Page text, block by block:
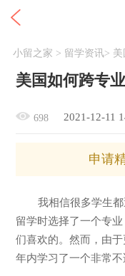
小留之家 > 留学资讯>
美国如何跨专
698 2021-12-11
申请
我相信很多学生
留学时选择了一个专
们喜欢的。然而，由
年内学习了一个非常不